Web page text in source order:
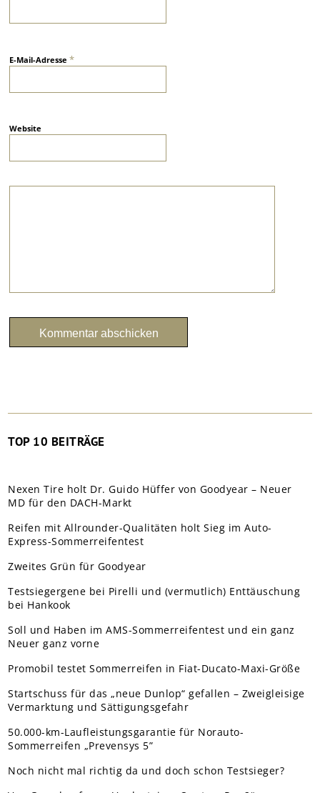
E-Mail-Adresse*
Website
TOP 10 BEITRÄGE
Nexen Tire holt Dr. Guido Hüffer von Goodyear – Neuer
MD für den DACH-Markt
Reifen mit Allrounder-Qualitäten holt Sieg im Auto-
Express-Sommerreifentest
Zweites Grün für Goodyear
Testsiegergene bei Pirelli und (vermutlich) Enttäuschung
bei Hankook
Soll und Haben im AMS-Sommerreifentest und ein ganz
Neuer ganz vorne
Promobil testet Sommerreifen in Fiat-Ducato-Maxi-Größe
Startschuss für das „neue Dunlop“ gefallen – Zweigleisige
Vermarktung und Sättigungsgefahr
50.000-km-Laufleistungsgarantie für Norauto-
Sommerreifen „Prevensys 5”
Noch nicht mal richtig da und doch schon Testsieger?